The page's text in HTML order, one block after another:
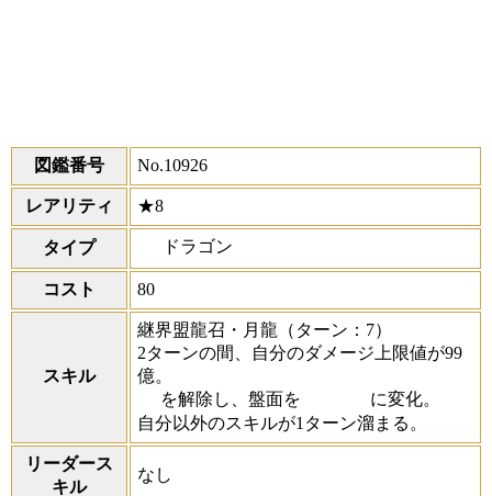
図鑑番号 No.10926
レアリティ ★8
タイプ ドラゴン
コスト 80
スキル
継界盟龍召・月龍 （ターン：7）
2ターンの間、自分のダメージ上限値が99
億。
を解除し、盤面を
に変化。
自分以外のスキルが1ターン溜まる。
リーダース
キル
なし